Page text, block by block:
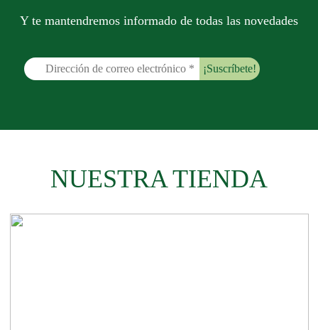
Y te mantendremos informado de todas las novedades
NUESTRA TIENDA